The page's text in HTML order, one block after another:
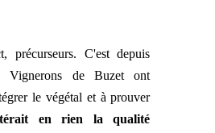
précurseurs. C'est depuis
Vignerons de Buzet ont
le végétal et à prouver
en rien la qualité